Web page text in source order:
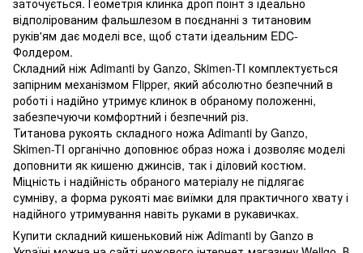
відполірованим фальшлезом в поєднанні з титановим
руків'ям дає моделі все, щоб стати ідеальним EDC-
Фолдером.
Складний ніж Adimanti by Ganzo, Skimen-TI комплектується
запірним механізмом Flipper, який абсолютно безпечний в
роботі і надійно утримує клинок в обраному положенні,
забезпечуючи комфортний і безпечний різ.
Титанова рукоять складного ножа Adimanti by Ganzo,
Skimen-TI органічно доповнює образ ножа і дозволяє моделі
доповнити як кишеню джинсів, так і діловий костюм.
Міцність і надійність обраного матеріалу не підлягає
сумніву, а форма рукояті має виїмки для практичного хвату і
надійного утримування навіть руками в рукавичках.
Купити складний кишеньковий ніж Adimanti by Ganzo в